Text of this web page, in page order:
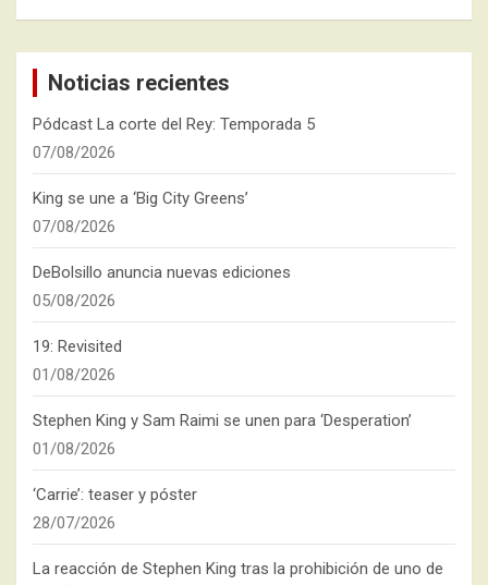
Noticias recientes
Pódcast La corte del Rey: Temporada 5
07/08/2026
King se une a ‘Big City Greens’
07/08/2026
DeBolsillo anuncia nuevas ediciones
05/08/2026
19: Revisited
01/08/2026
Stephen King y Sam Raimi se unen para ‘Desperation’
01/08/2026
‘Carrie’: teaser y póster
28/07/2026
La reacción de Stephen King tras la prohibición de uno de